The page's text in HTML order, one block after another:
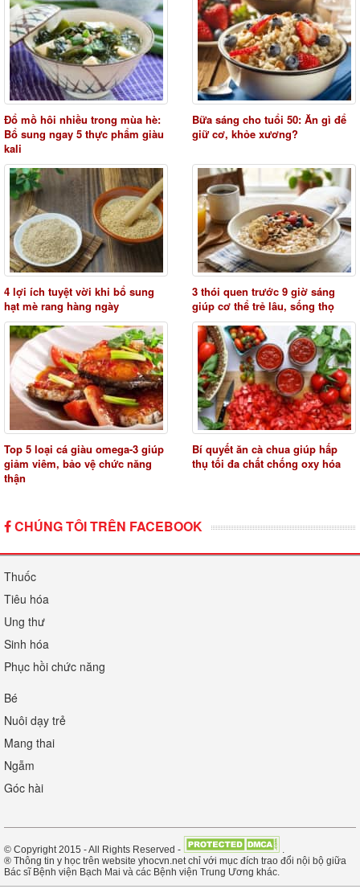
Đổ mồ hôi nhiều trong mùa hè:
Bổ sung ngay 5 thực phẩm giàu
kali
Bữa sáng cho tuổi 50: Ăn gì để
giữ cơ, khỏe xương?
4 lợi ích tuyệt vời khi bổ sung
hạt mè rang hàng ngày
3 thói quen trước 9 giờ sáng
giúp cơ thể trẻ lâu, sống thọ
Top 5 loại cá giàu omega-3 giúp
giảm viêm, bảo vệ chức năng
thận
Bí quyết ăn cà chua giúp hấp
thụ tối đa chất chống oxy hóa
CHÚNG TÔI TRÊN FACEBOOK
Thuốc
Tiêu hóa
Ung thư
Sinh hóa
Phục hồi chức năng
Bé
Nuôi dạy trẻ
Mang thai
Ngẫm
Góc hài
© Copyright 2015 - All Rights Reserved -
.
® Thông tin y học trên website yhocvn.net chỉ với mục đích trao đổi nội bộ giữa
Bác sĩ Bệnh viện Bạch Mai và các Bệnh viện Trung Ương khác.